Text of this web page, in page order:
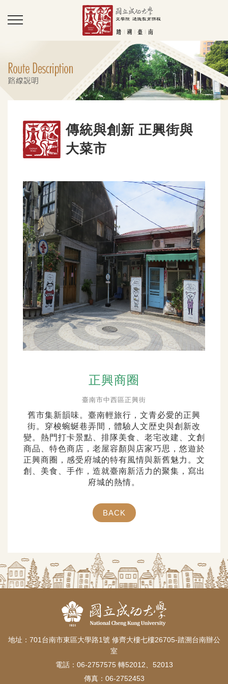
傳統與創新 正興街與
大菜市
正興商圈
臺南市中西區正興街
舊市集新韻味。臺南輕旅行，文青必愛的正興
街。穿梭蜿蜒巷弄間，體驗人文歴史與創新改
變。熱門打卡景點、排隊美食、老宅改建、文創
商品、特色商店，老屋容顏與店家巧思，悠遊於
正興商圈，感受府城的特有風情與新舊魅力。文
創、美食、手作，造就臺南新活力的聚集，寫出
府城的熱情。
BACK
地址：701台南市東區大學路1號 修齊大樓七樓26705-踏溯台南辦公
室
電話：06-2757575 轉52012、52013
傳真：06-2752453